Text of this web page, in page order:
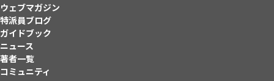
ウェブマガジン
特派員ブログ
ガイドブック
ニュース
著者一覧
コミュニティ